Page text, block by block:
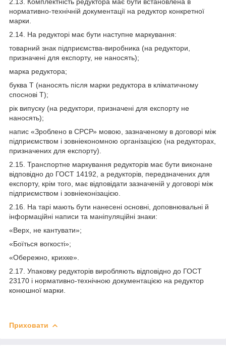
нормативно-технічній документації на редуктор конкретної
марки.
2.14. На редукторі має бути наступне маркування:
товарний знак підприємства-виробника (на редуктори,
призначені для експорту, не наносять);
марка редуктора;
буква Т (наносять після марки редуктора в кліматичному
споснові Т);
рік випуску (на редуктори, призначені для експорту не
наносять);
напис «Зроблено в СРСР» мовою, зазначеному в договорі між
підприємством і зовніекономною організацією (на редукторах,
призначених для експорту).
2.15. Транспортне маркування редукторів має бути виконане
відповідно до ГОСТ 14192, а редукторів, передзначених для
експорту, крім того, має відповідати зазначеній у договорі між
підприємством і зовніеконізацією.
2.16. На тарі мають бути нанесені основні, доповнювальні й
інформаційні написи та маніпуляційні знаки:
«Верх, не кантувати»;
«Боїться вогкості»;
«Обережно, крихке».
2.17. Упаковку редукторів виробляють відповідно до ГОСТ
23170 і нормативно-технічною документацією на редуктор
конюшної марки.
Приховати